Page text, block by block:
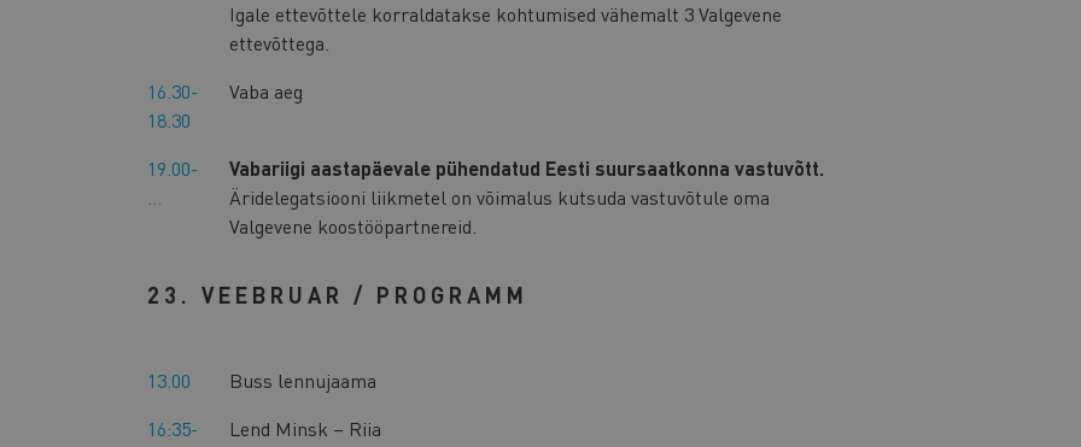
Igale ettevõttele korraldatakse kohtumised vähemalt 3 Valgevene
ettevõttega.
16.30-
18.30
Vaba aeg
19.00-
…
Vabariigi aastapäevale pühendatud Eesti suursaatkonna vastuvõtt.
Äridelegatsiooni liikmetel on võimalus kutsuda vastuvõtule oma
Valgevene koostööpartnereid.
23. VEEBRUAR / PROGRAMM
13.00
Buss lennujaama
16:35-
Lend Minsk – Riia